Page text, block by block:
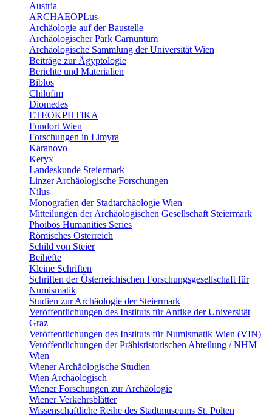
Austria
ARCHAEOPLus
Archäologie auf der Baustelle
Archäologischer Park Carnuntum
Archäologische Sammlung der Universität Wien
Beiträge zur Ägyptologie
Berichte und Materialien
Biblos
Chilufim
Diomedes
ETEOKPHTIKA
Fundort Wien
Forschungen in Limyra
Karanovo
Keryx
Landeskunde Steiermark
Linzer Archäologische Forschungen
Nilus
Monografien der Stadtarchäologie Wien
Mitteilungen der Archäologischen Gesellschaft Steiermark
Phoibos Humanities Series
Römisches Österreich
Schild von Steier
Beihefte
Kleine Schriften
Schriften der Österreichischen Forschungsgesellschaft für
Numismatik
Studien zur Archäologie der Steiermark
Veröffentlichungen des Instituts für Antike der Universität
Graz
Veröffentlichungen des Instituts für Numismatik Wien (VIN)
Veröffentlichungen der Prähististorischen Abteilung / NHM
Wien
Wiener Archäologische Studien
Wien Archäologisch
Wiener Forschungen zur Archäologie
Wiener Verkehrsblätter
Wissenschaftliche Reihe des Stadtmuseums St. Pölten